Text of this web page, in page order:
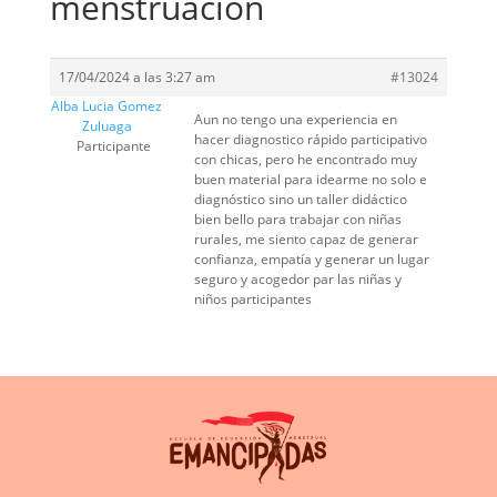
17/04/2024 a las 3:27 am
#13024
Alba Lucia Gomez
Zuluaga
Participante
Aun no tengo una experiencia en
hacer diagnostico rápido participativo
con chicas, pero he encontrado muy
buen material para idearme no solo e
diagnóstico sino un taller didáctico
bien bello para trabajar con niñas
rurales, me siento capaz de generar
confianza, empatía y generar un lugar
seguro y acogedor par las niñas y
niños participantes